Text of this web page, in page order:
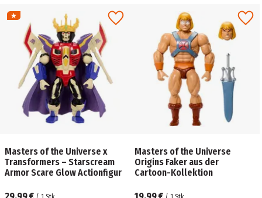
Masters of the Universe x
Transformers – Starscream
Armor Scare Glow Actionfigur
Masters of the Universe
Origins Faker aus der
Cartoon-Kollektion